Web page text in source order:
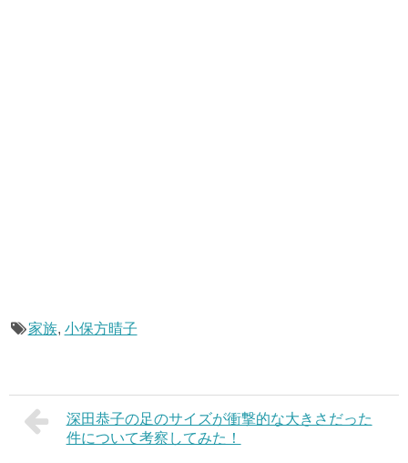
家族, 小保方晴子
深田恭子の足のサイズが衝撃的な大きさだった
件について考察してみた！